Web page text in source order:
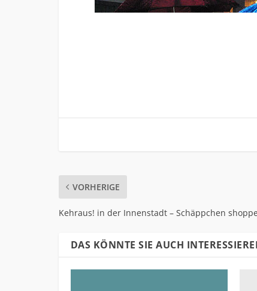
VORHERIGE
Kehraus! in der Innenstadt – Schäppchen
DAS KÖNNTE SIE AUCH